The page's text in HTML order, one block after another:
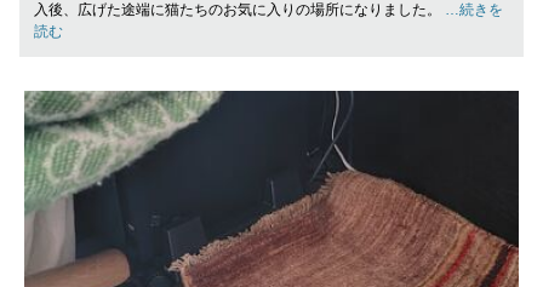
入後、広げた途端に猫たちのお気に入りの場所になりました。 …続きを
読む